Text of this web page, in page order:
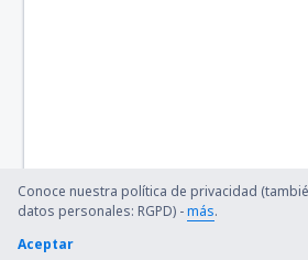
Conoce nuestra política de privacidad
datos personales: RGPD) -más.
Aceptar